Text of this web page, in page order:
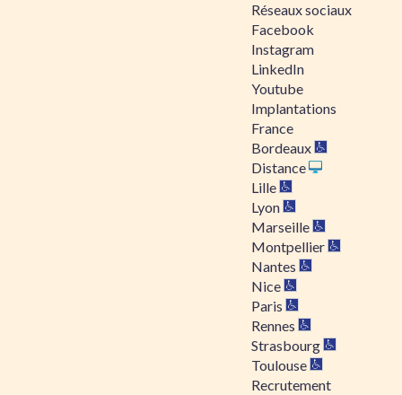
Réseaux sociaux
Facebook
Instagram
LinkedIn
Youtube
Implantations
France
Bordeaux
Distance
Lille
Lyon
Marseille
Montpellier
Nantes
Nice
Paris
Rennes
Strasbourg
Toulouse
Recrutement